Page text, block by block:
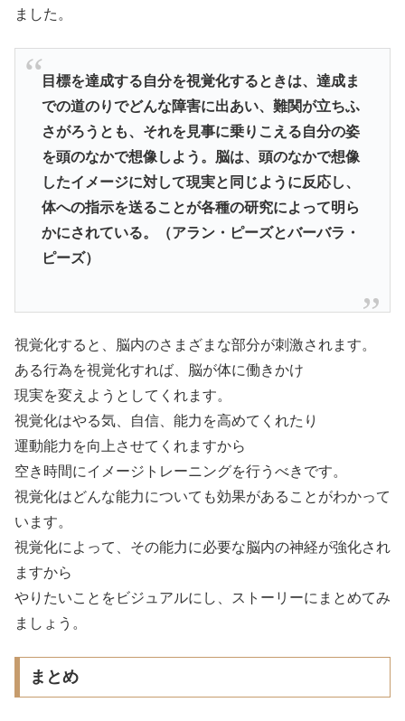
ました。
目標を達成する自分を視覚化するときは、達成ま
での道のりでどんな障害に出あい、難関が立ちふ
さがろうとも、それを見事に乗りこえる自分の姿
を頭のなかで想像しよう。脳は、頭のなかで想像
したイメージに対して現実と同じように反応し、
体への指示を送ることが各種の研究によって明ら
かにされている。（アラン・ピーズとバーバラ・
ピーズ）
視覚化すると、脳内のさまざまな部分が刺激されます。
ある行為を視覚化すれば、脳が体に働きかけ
現実を変えようとしてくれます。
視覚化はやる気、自信、能力を高めてくれたり
運動能力を向上させてくれますから
空き時間にイメージトレーニングを行うべきです。
視覚化はどんな能力についても効果があることがわかって
います。
視覚化によって、その能力に必要な脳内の神経が強化され
ますから
やりたいことをビジュアルにし、ストーリーにまとめてみ
ましょう。
まとめ